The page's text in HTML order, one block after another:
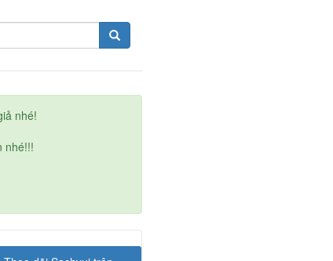
nhé!
nhé!!!